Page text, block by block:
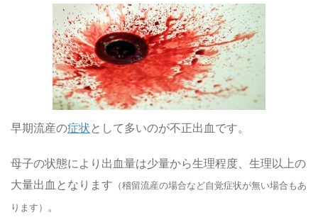
早期流産の症状として多いのが不正出血です。
母子の状態により出血量は少量から生理程度、生理以上の
大量出血となります （稽留流産の場合など自覚症状が無い場合もあ
ります） 。